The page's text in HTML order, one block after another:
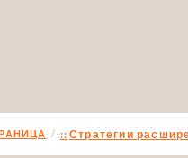
Стратегии